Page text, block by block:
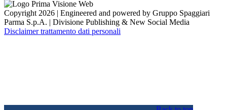
Copyright 2026 | Engineered and powered by Gruppo Spaggiari
Parma S.p.A. | Divisione Publishing & New Social Media
Disclaimer trattamento dati personali